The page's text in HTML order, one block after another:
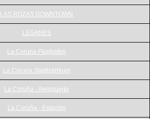
LAS ROZAS DOWNTOWN
LEGANES
La Coruna Flughafen
La Coruna Stadtzentrum
La Coruña - Aeropuerto
La Coruña - Estación